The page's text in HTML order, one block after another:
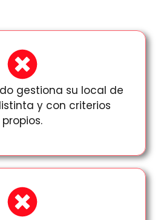
gestiona su local de
y con criterios
propios.